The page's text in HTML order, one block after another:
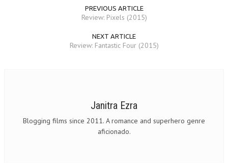
PREVIOUS ARTICLE
Review: Pixels (2015)
NEXT ARTICLE
Review: Fantastic Four (2015)
Janitra Ezra
Blogging films since 2011. A romance and superhero genre
aficionado.